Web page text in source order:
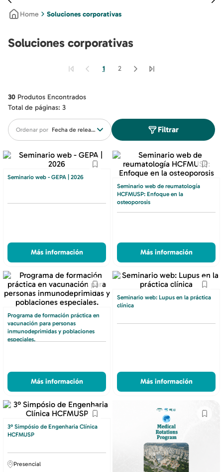
Soluciones corporativas
Soluciones corporativas
1 2
30 Produtos Encontrados
Total de páginas: 3
Ordenar por Fecha de release Filtrar
Seminario web - GEPA | 2026
Más información
Seminario web de reumatología
HCFMUSP: Enfoque en la
osteoporosis
Más información
Programa de formación práctica en
vacunación para personas
inmunodeprimidas y poblaciones
especiales.
Más información
Seminario web: Lupus en la práctica
clínica
Más información
3º Simpósio de Engenharia Clínica
HCFMUSP
Presencial